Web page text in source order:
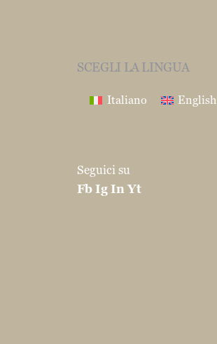
SCEGLI LA LINGUA
Italiano English
Seguici su
FbIgInYt